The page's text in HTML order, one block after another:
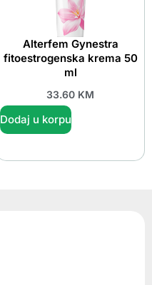
Alterfem Gynestra
fitoestrogenska krema 50
ml
33.60 KM
Dodaj u korpu